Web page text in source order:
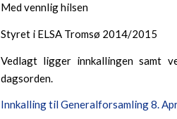
Med vennlig hilsen
Styret i ELSA Tromsø 2014/2015
Vedlagt ligger innkallingen samt
dagsorden.
Innkalling til Generalforsamling 8.